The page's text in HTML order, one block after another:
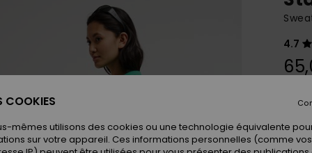
4.7
COOKIES
mêmes utilisons des cookies ou une technologie équivalente
sur votre appareil. Ces informations personnelles (comme